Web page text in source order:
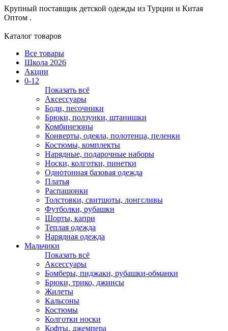
Крупный поставщик детской одежды из Турции и Китая
Оптом .
Каталог товаров
Все товары
Школа 2026
Акции
0-12
Показать всё
Аксессуары
Боди, песочники
Брюки, ползунки, штанишки
Комбинезоны
Конверты, одеяла, полотенца, пеленки
Костюмы, комплекты
Нарядные, подарочные наборы
Носки, колготки, пинетки
Однотонная базовая одежда
Платья
Распашонки
Толстовки, свитшоты, лонгсливы
Футболки, рубашки
Шорты, капри
Теплая одежда
Нарядная одежда
Мальчики
Показать всё
Аксессуары
Бомберы, пиджаки, рубашки-обманки
Брюки, трико, джинсы
Жилеты
Кальсоны
Костюмы
Колготки носки
Кофты, джемпера